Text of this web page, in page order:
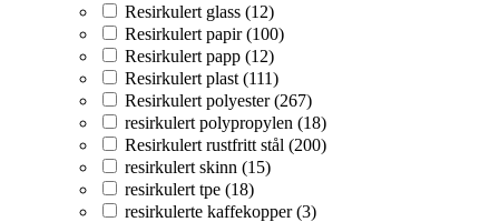
Resirkulert glass (12)
Resirkulert papir (100)
Resirkulert papp (12)
Resirkulert plast (111)
Resirkulert polyester (267)
resirkulert polypropylen (18)
Resirkulert rustfritt stål (200)
resirkulert skinn (15)
resirkulert tpe (18)
resirkulerte kaffekopper (3)